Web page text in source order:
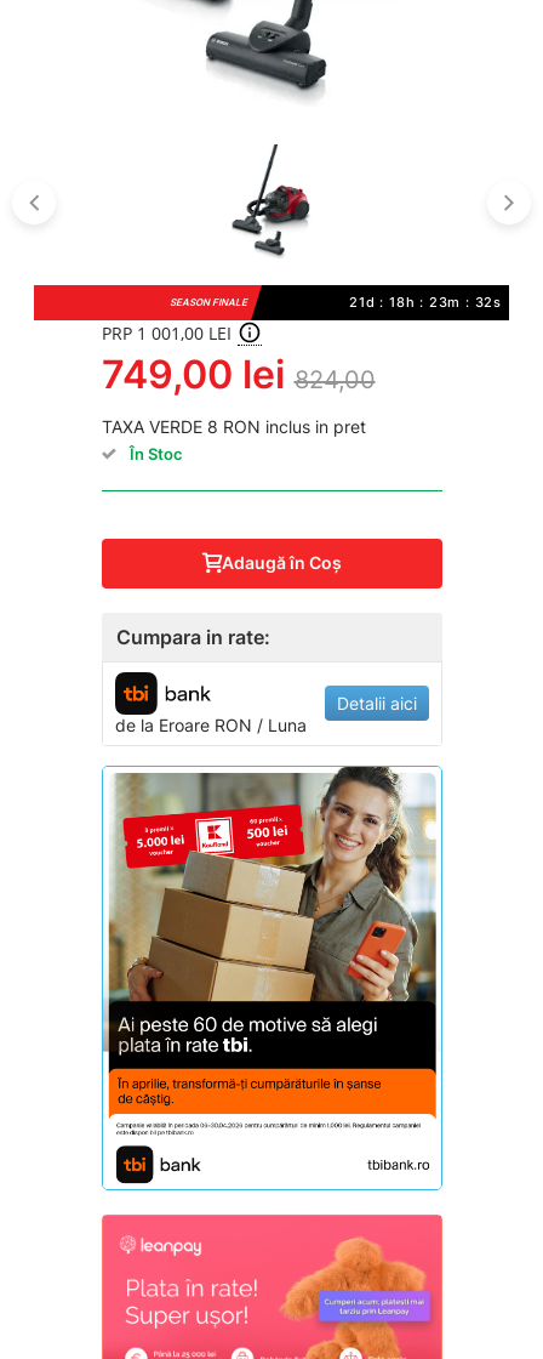
SEASON FINALE 21d : 18h : 23m : 31s
PRP 1 001,00 LEI
749,00 lei 824,00
TAXA VERDE 8 RON inclus in pret
În Stoc
Adaugă în Coş
Cumpara in rate:
de la EroareRON / Luna
Detalii aici